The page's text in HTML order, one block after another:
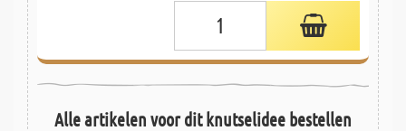
Alle artikelen voor dit knutselidee bestellen